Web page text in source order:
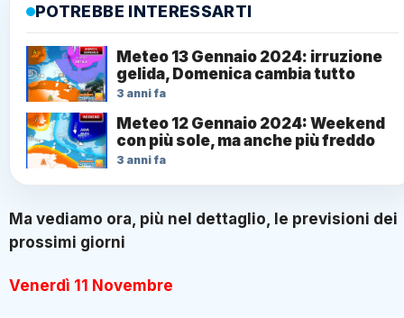
POTREBBE INTERESSARTI
Meteo 13 Gennaio 2024: irruzione
gelida, Domenica cambia tutto
3 anni fa
Meteo 12 Gennaio 2024: Weekend
con più sole, ma anche più freddo
3 anni fa
Ma vediamo ora, più nel dettaglio, le previsioni dei
prossimi giorni
Venerdì 11 Novembre